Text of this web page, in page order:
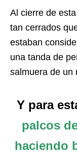
Al cierre de
tan cerrados
estaban
una tanda de
salmuera de un
Y para
palcos
haciendo